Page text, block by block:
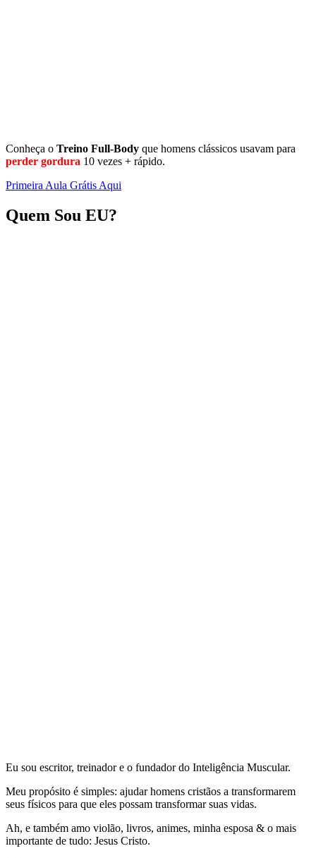
Conheça o Treino Full-Body que homens clássicos usavam para
perder gordura 10 vezes + rápido.
Primeira Aula Grátis Aqui
Quem Sou EU?
Eu sou escritor, treinador e o fundador do Inteligência Muscular.
Meu propósito é simples: ajudar homens cristãos a transformarem
seus físicos para que eles possam transformar suas vidas.
Ah, e também amo violão, livros, animes, minha esposa & o mais
importante de tudo: Jesus Cristo.